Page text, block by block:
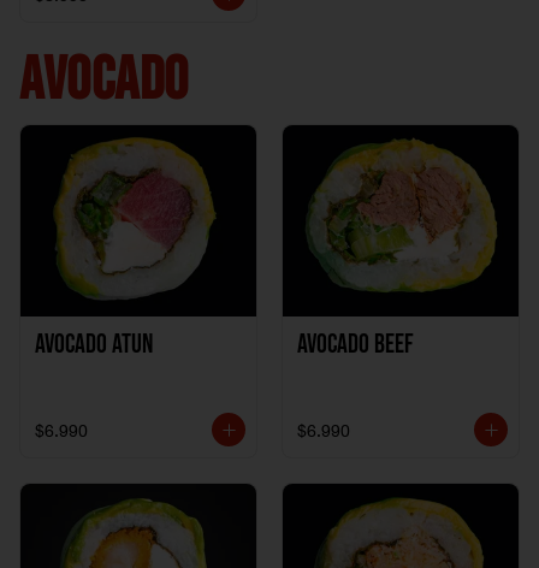
AVOCADO
Avocado Atun
$6.990
Avocado Beef
$6.990